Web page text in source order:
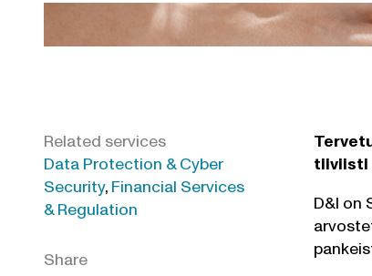
Related services
Data Protection & Cyber
Security, Financial Services
& Regulation
Share
tiiviisti
D&I on